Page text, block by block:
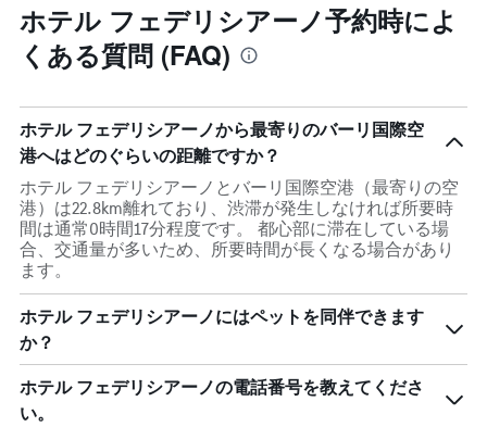
ホテル フェデリシアーノ予約時によ
くある質問 (FAQ)
ホテル フェデリシアーノから最寄りのバーリ国際空
港へはどのぐらいの距離ですか？
ホテル フェデリシアーノとバーリ国際空港（最寄りの空
港）は22.8km離れており、渋滞が発生しなければ所要時
間は通常0時間17分程度です。 都心部に滞在している場
合、交通量が多いため、所要時間が長くなる場合があり
ます。
ホテル フェデリシアーノにはペットを同伴できます
か？
ホテル フェデリシアーノの電話番号を教えてくださ
い。